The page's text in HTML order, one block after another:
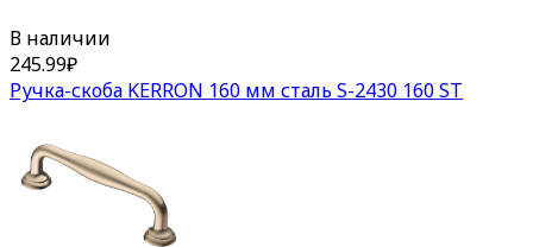
В наличии
245.99₽
Ручка-скоба KERRON 160 мм сталь S-2430 160 ST